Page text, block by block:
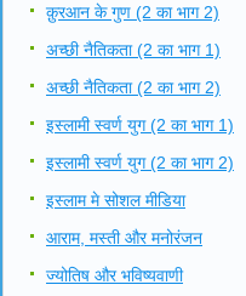
क़ुरआन के गुण (2 का भाग 2)
अच्छी नैतिकता (2 का भाग 1)
अच्छी नैतिकता (2 का भाग 2)
इस्लामी स्वर्ण युग (2 का भाग 1)
इस्लामी स्वर्ण युग (2 का भाग 2)
इस्लाम मे सोशल मीडिया
आराम, मस्ती और मनोरंजन
ज्योतिष और भविष्यवाणी